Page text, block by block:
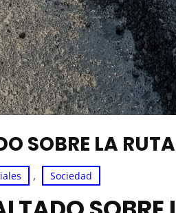
SOBRE LA
, Sociedad